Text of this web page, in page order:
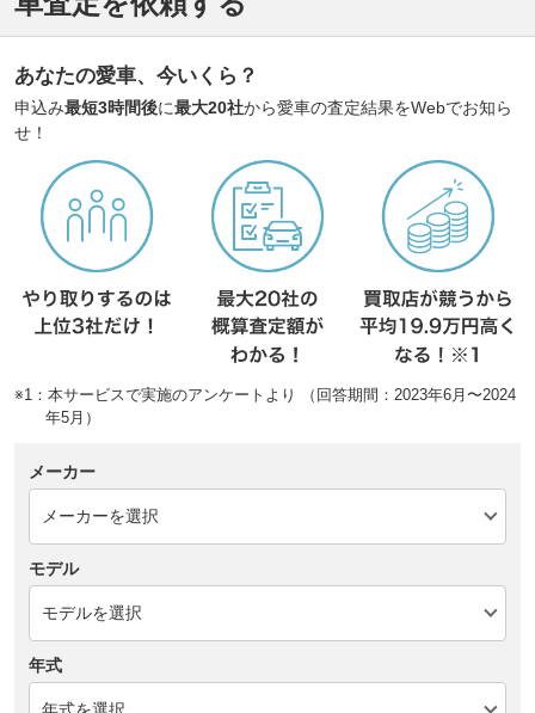
あなたの愛車、今いくら？
申込み最短3時間後に最大20社から愛車の査定結果をWebでお知ら
せ！
※1：本サービスで実施のアンケートより （回答期間：2023年6月〜2024
年5月）
メーカー
モデル
年式